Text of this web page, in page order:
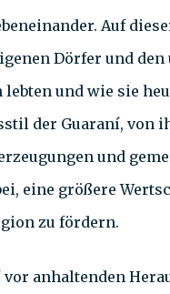
Auf
Dörfer und
und wie sie
der Guaraní,
und
eine größere
zu fördern.
anhaltenden